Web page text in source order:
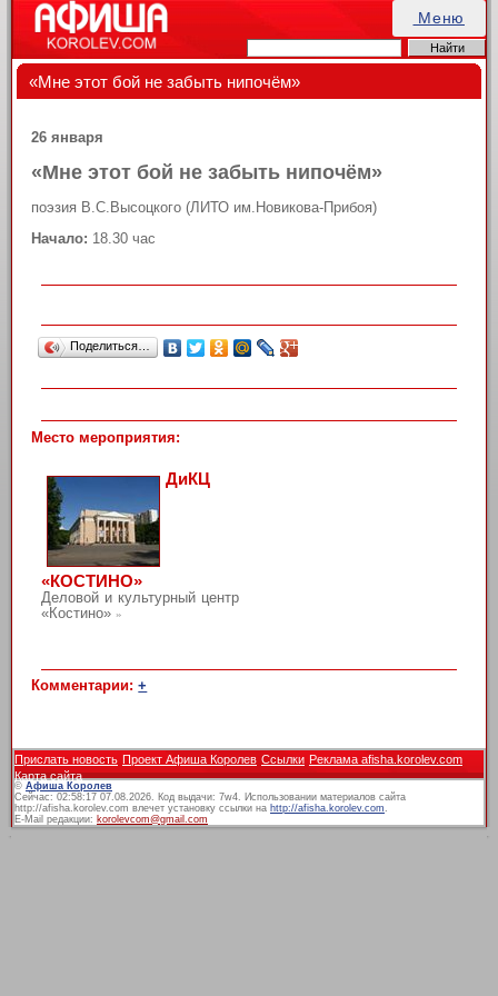
Меню
«Мне этот бой не забыть нипочём»
26 января
«Мне этот бой не забыть нипочём»
поэзия В.С.Высоцкого (ЛИТО им.Новикова-Прибоя)
Начало: 18.30 час
Поделиться…
Место мероприятия:
ДиКЦ
«КОСТИНО»
Деловой и культурный центр
«Костино» »
Комментарии:+
Прислать новость Проект Афиша Королев Ссылки Реклама afisha.korolev.com
Карта сайта
© Афиша Королев
Сейчас: 02:58:17 07.08.2026. Код выдачи: 7w4. Использовании материалов сайта
http://afisha.korolev.com влечет установку ссылки на http://afisha.korolev.com.
E-Mail редакции: korolevcom@gmail.com